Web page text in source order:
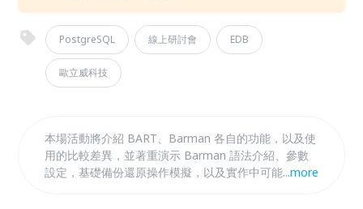
PostgreSQL 線上研討會 EDB
歐立威科技
本場活動將介紹 BART、Barman 各自的功能，以及使
用的比較差異，並著重演示 Barman 語法介紹、參數
設定，基礎備份還原操作模擬，以及實作中可能的雷和
...more